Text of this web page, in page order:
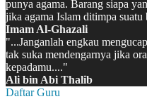
punya agama. Barang siapa
jika agama Islam ditimpa suatu
Imam Al-Ghazali
"...Janganlah engkau
tak suka mendengarnya jika
kepadamu...."
Ali bin Abi Thalib
Daftar Guru